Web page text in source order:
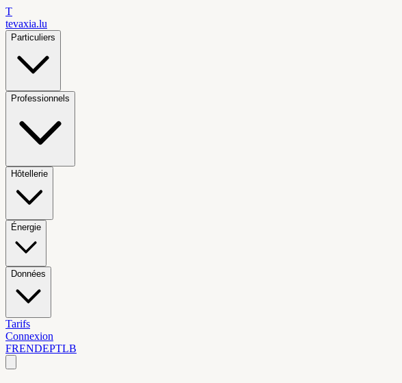
T
tevaxia.lu
Particuliers
Professionnels
Hôtellerie
Énergie
Données
Tarifs
Connexion
FRENDEPTLB